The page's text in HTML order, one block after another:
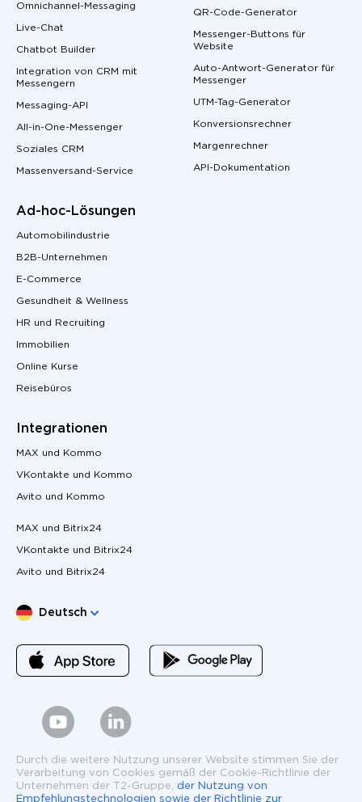
Omnichannel-Messaging
Live-Chat
Chatbot Builder
Integration von CRM mit
Messengern
Messaging-API
All-in-One-Messenger
Soziales CRM
Massenversand-Service
Ad-hoc-Lösungen
Automobilindustrie
B2B-Unternehmen
E-Commerce
Gesundheit & Wellness
HR und Recruiting
Immobilien
Online Kurse
Reisebüros
Integrationen
MAX und Kommo
VKontakte und Kommo
Avito und Kommo
MAX und Bitrix24
VKontakte und Bitrix24
Avito und Bitrix24
QR-Code-Generator
Messenger-Buttons für
Website
Auto-Antwort-Generator für
Messenger
UTM-Tag-Generator
Konversionsrechner
Margenrechner
API-Dokumentation
Sprache wählen
Deutsch
Durch die weitere Nutzung unserer Website stimmen Sie der
Verarbeitung von Cookies gemäß der Cookie-Richtlinie der
Unternehmen der T2-Gruppe, der Nutzung von
Empfehlungstechnologien sowie der Richtlinie zur